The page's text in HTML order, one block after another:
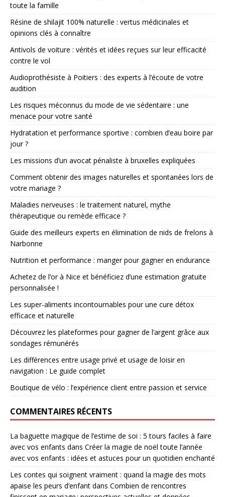
toute la famille
Résine de shilajit 100% naturelle : vertus médicinales et
opinions clés à connaître
Antivols de voiture : vérités et idées reçues sur leur efficacité
contre le vol
Audioprothésiste à Poitiers : des experts à l’écoute de votre
audition
Les risques méconnus du mode de vie sédentaire : une
menace pour votre santé
Hydratation et performance sportive : combien d’eau boire par
jour ?
Les missions d’un avocat pénaliste à bruxelles expliquées
Comment obtenir des images naturelles et spontanées lors de
votre mariage ?
Maladies nerveuses : le traitement naturel, mythe
thérapeutique ou remède efficace ?
Guide des meilleurs experts en élimination de nids de frelons à
Narbonne
Nutrition et performance : manger pour gagner en endurance
Achetez de l’or à Nice et bénéficiez d’une estimation gratuite
personnalisée !
Les super-aliments incontournables pour une cure détox
efficace et naturelle
Découvrez les plateformes pour gagner de l’argent grâce aux
sondages rémunérés
Les différences entre usage privé et usage de loisir en
navigation : Le guide complet
Boutique de vélo : l’expérience client entre passion et service
COMMENTAIRES RÉCENTS
La baguette magique de l’estime de soi : 5 tours faciles à faire
avec vos enfants dans Créer la magie de noël toute l’année
avec vos enfants : idées et astuces pour un quotidien enchanté
Les contes qui soignent vraiment : quand la magie des mots
apaise les peurs d’enfant dans Combien de rencontres